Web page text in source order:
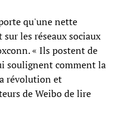
qu'une nette
les réseaux sociaux
« Ils postent de
soulignent comment la
révolution et
de Weibo de lire